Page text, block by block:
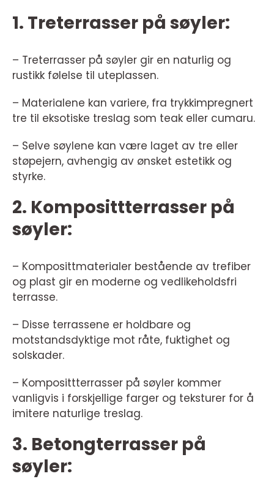
1. Treterrasser på søyler:
– Treterrasser på søyler gir en naturlig og
rustikk følelse til uteplassen.
– Materialene kan variere, fra trykkimpregnert
tre til eksotiske treslag som teak eller cumaru.
– Selve søylene kan være laget av tre eller
støpejern, avhengig av ønsket estetikk og
styrke.
2. Komposittterrasser på
søyler:
– Komposittmaterialer bestående av trefiber
og plast gir en moderne og vedlikeholdsfri
terrasse.
– Disse terrassene er holdbare og
motstandsdyktige mot råte, fuktighet og
solskader.
– Komposittterrasser på søyler kommer
vanligvis i forskjellige farger og teksturer for å
imitere naturlige treslag.
3. Betongterrasser på
søyler: